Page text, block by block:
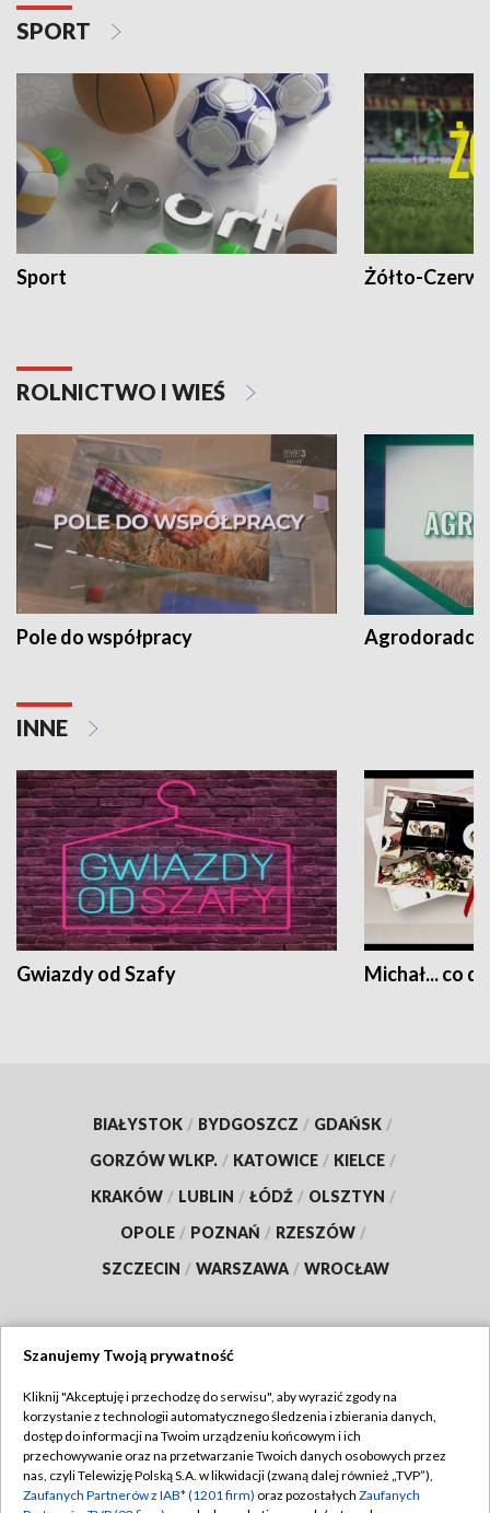
SPORT
Sport Żółto-
ROLNICTWO I WIEŚ
Pole do współpracy Agrodoradcy
INNE
Gwiazdy od Szafy Michał... co
BIAŁYSTOK / BYDGOSZCZ / GDAŃSK /
GORZÓW WLKP. / KATOWICE / KIELCE /
KRAKÓW / LUBLIN / ŁÓDŹ / OLSZTYN /
OPOLE / POZNAŃ / RZESZÓW /
SZCZECIN / WARSZAWA / WROCŁAW
TVP
Abonament TVP
Emisja w TVP
Regulamin TVP
Polityka prywatności
Szanujemy Twoją prywatność
Kliknij "Akceptuję i przechodzę do serwisu", aby wyrazić zgody na
korzystanie z technologii automatycznego śledzenia i zbierania danych,
dostęp do informacji na Twoim urządzeniu końcowym i ich
przechowywanie oraz na przetwarzanie Twoich danych osobowych przez
nas, czyli Telewizję Polską S.A. w likwidacji (zwaną dalej również „TVP”),
Zaufanych Partnerów z IAB* (1201 firm) oraz pozostałych Zaufanych